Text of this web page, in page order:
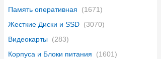
Память оперативная
(1671)
Жесткие Диски и SSD (3070)
Видеокарты (283)
Корпуса и Блоки питания
(1601)